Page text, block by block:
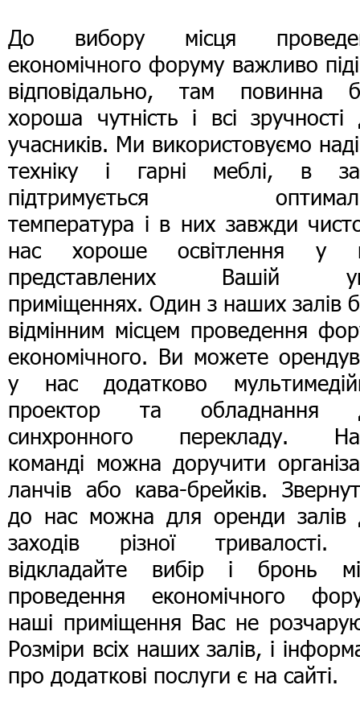
До вибору місця
економічного форуму важливо
відповідально, там повинна
хороша чутність і всі зручності
учасників. Ми використовуємо
техніку і гарні меблі, в
підтримується
температура і в них завжди
нас хороше освітлення у
представлених Вашій
приміщеннях. Один з наших залів
відмінним місцем проведення
економічного. Ви можете
у нас додатково
проектор та обладнання
синхронного перекладу.
команді можна доручити
ланчів або кава-брейків.
до нас можна для оренди залів
заходів різної
відкладайте вибір і бронь
проведення економічного
наші приміщення Вас не
Розміри всіх наших залів, і
про додаткові послуги є на сайті.